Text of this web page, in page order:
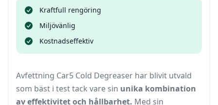
Kraftfull rengöring
Miljövänlig
Kostnadseffektiv
Avfettning Car5 Cold Degreaser har blivit utvald
som bäst i test tack vare sin unika kombination
av effektivitet och hållbarhet. Med sin